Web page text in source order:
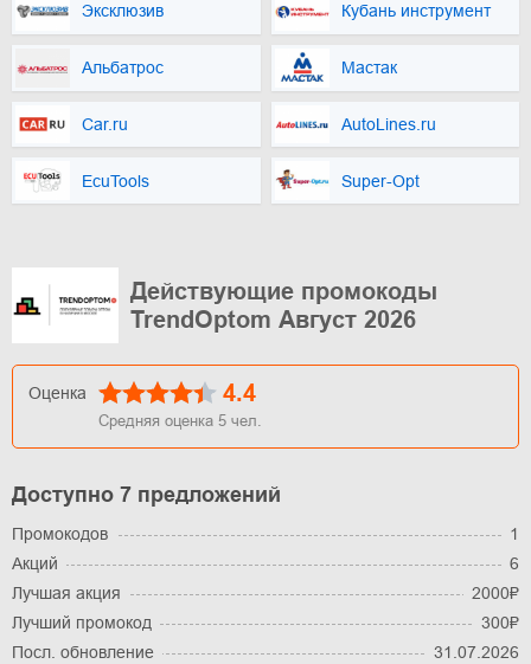
Эксклюзив Кубань инструмент
Альбатрос Мастак
Car.ru AutoLines.ru
EcuTools Super-Opt
Действующие промокоды
TrendOptom Август 2026
Оценка 4.4
Средняя оценка 5 чел.
Доступно 7 предложений
Промокодов
1
Акций
6
Лучшая акция
2000₽
Лучший промокод
300₽
Посл. обновление
31.07.2026